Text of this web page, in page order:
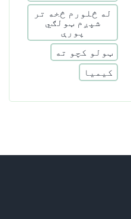
له څلورم څخه تر
شپږم ټولګي
پورې
ټولو کچو ته
کیمیا